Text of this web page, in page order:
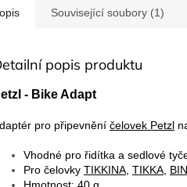
Související soubory (1)
popis produktu
- Bike Adapt
pro připevnění čelovek Petzl
Vhodné pro řidítka a sedlové
Pro čelovky TIKKINA TIKKA